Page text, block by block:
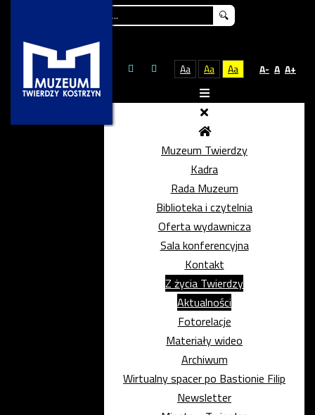
Aa Aa Aa A- A A+
Muzeum Twierdzy
Kadra
Rada Muzeum
Biblioteka i czytelnia
Oferta wydawnicza
Sala konferencyjna
Kontakt
Z życia Twierdzy
Aktualności
Fotorelacje
Materiały wideo
Archiwum
Wirtualny spacer po Bastionie Filip
Newsletter